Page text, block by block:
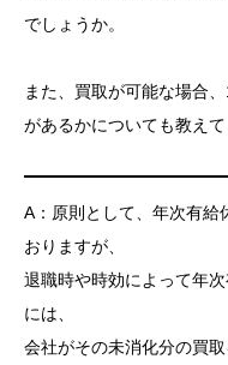
でしょうか。
また、買取が可能な場合
があるかについても教えて
A：原則として、年次有給
おりますが、
退職時や時効によって年
には、
会社がその未消化分の買